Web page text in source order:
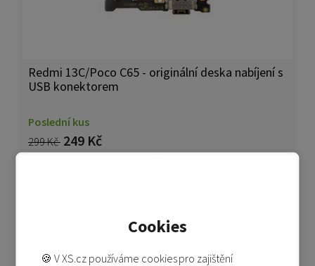
Cookies
🍪 V XS.cz používáme cookies pro zajištění
Redmi 13C/Poco C65 - originální deska nabíjení s
USB konektorem
Poslední kus
299 Kč 249 Kč
-13%